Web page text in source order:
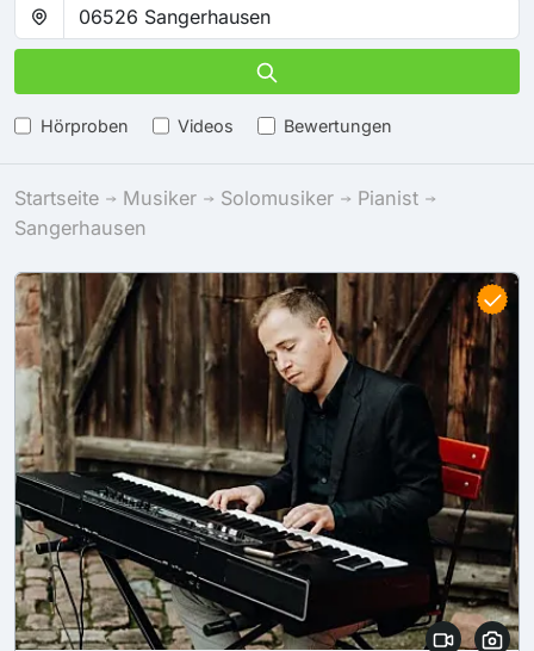
Hörproben Videos Bewertungen
Startseite Musiker Solomusiker
Pianist
Sangerhausen